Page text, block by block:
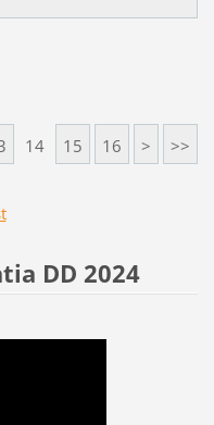
14 15 16 > >>
DD 2024